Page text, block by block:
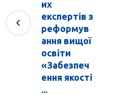
их
експертів з
реформув
ання вищої
освіти
«Забезпеч
ення якості
...